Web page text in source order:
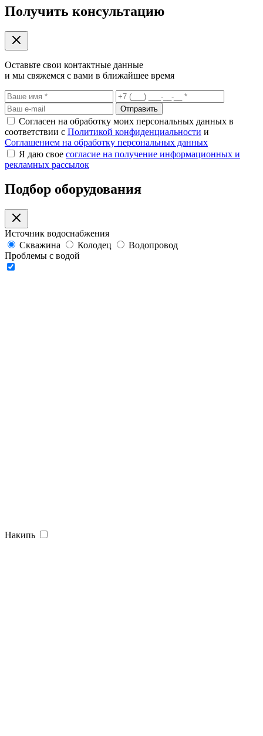
Получить консультацию
Оставьте свои контактные данные
и мы свяжемся с вами в ближайшее время
Отправить
Согласен на обработку моих персональных данных в
соответствии с Политикой конфиденциальности и
Соглашением на обработку персональных данных
Я даю свое согласие на получение информационных и
рекламных рассылок
Подбор оборудования
Источник водоснабжения
Скважина
Колодец
Водопровод
Проблемы с водой
Накипь